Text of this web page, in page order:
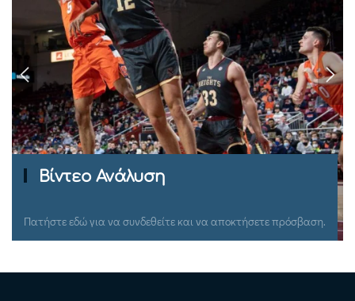
Βίντεο Ανάλυση
Πατήστε εδώ για να συνδεθείτε και να αποκτήσετε πρόσβαση.